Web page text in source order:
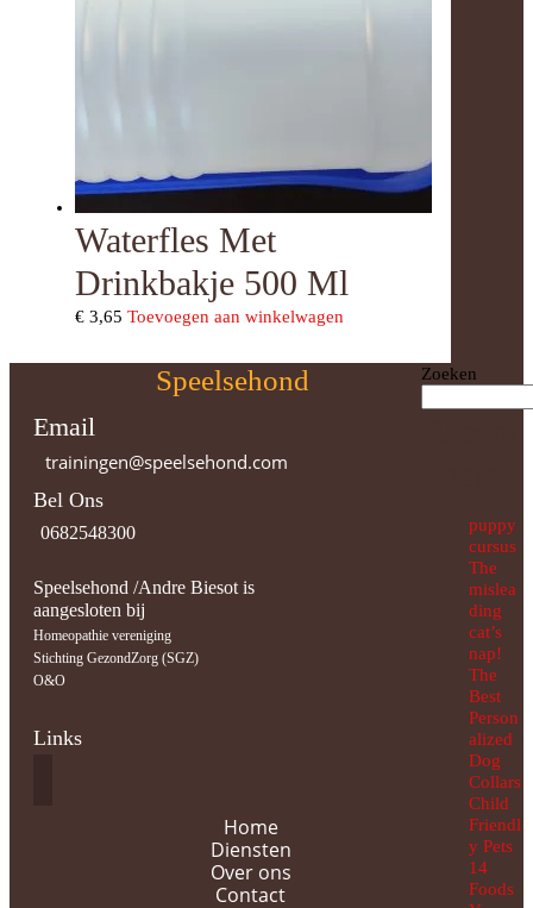
Waterfles Met
Drinkbakje 500 Ml
€ 3,65 Toevoegen aan winkelwagen
Zoeken
puppy
cursus
The
mislea
ding
cat’s
nap!
The
Best
Person
alized
Dog
Collars
Child
Friendl
y Pets
14
Foods
Speelsehond
Email
trainingen@speelsehond.com
Bel Ons
0682548300
Speelsehond /Andre Biesot is
aangesloten bij
Homeopathie vereniging
Stichting GezondZorg (SGZ)
O&O
Links
Home
Diensten
Over ons
Contact